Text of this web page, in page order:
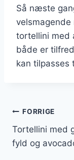
Så næste
velsmagende
tortellini med
både er
kan tilpasses
FORRIGE
Tortellini med
fyld og